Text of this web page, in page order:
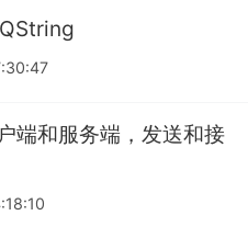
和服务端，发送和接